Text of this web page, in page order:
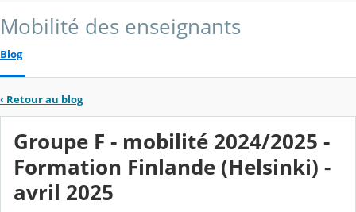
Mobilité des enseignants
Blog
‹ Retour au blog
Groupe F - mobilité 2024/2025 -
Formation Finlande (Helsinki) -
avril 2025